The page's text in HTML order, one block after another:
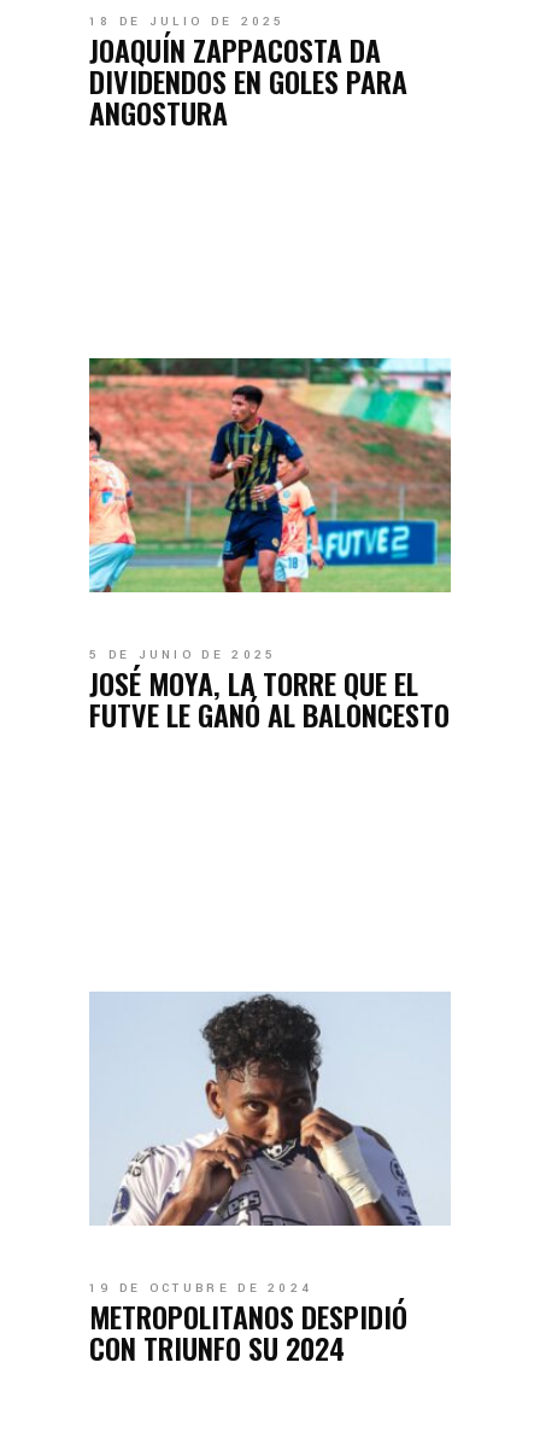
18 DE JULIO DE 2025
JOAQUÍN ZAPPACOSTA DA
DIVIDENDOS EN GOLES PARA
ANGOSTURA
5 DE JUNIO DE 2025
JOSÉ MOYA, LA TORRE QUE EL
FUTVE LE GANÓ AL BALONCESTO
19 DE OCTUBRE DE 2024
METROPOLITANOS DESPIDIÓ
CON TRIUNFO SU 2024